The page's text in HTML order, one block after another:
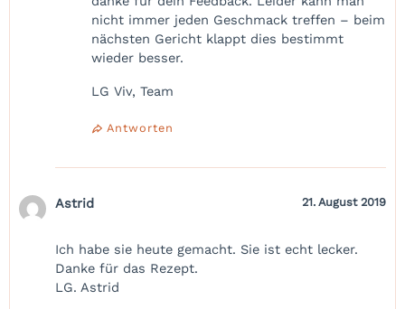
nicht immer jeden Geschmack treffen – beim
nächsten Gericht klappt dies bestimmt
wieder besser.
LG Viv, Team
Antworten
Astrid 21. August 2019
Ich habe sie heute gemacht. Sie ist echt lecker.
Danke für das Rezept.
LG. Astrid